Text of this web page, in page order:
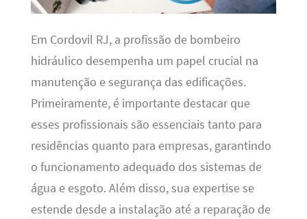
Em Cordovil RJ, a profissão de bombeiro
hidráulico desempenha um papel crucial na
manutenção e segurança das edificações.
Primeiramente, é importante destacar que
esses profissionais são essenciais tanto para
residências quanto para empresas, garantindo
o funcionamento adequado dos sistemas de
água e esgoto. Além disso, sua expertise se
estende desde a instalação até a reparação de